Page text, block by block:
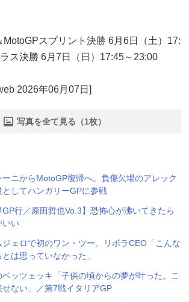
MotoGPスプリント決勝 6月6日（土）17:
ス決勝 6月7日（日）17:45～23:00
2026年06月07日]
写真を全て見る（1枚）
ニからMotoGP復帰へ。負傷欠場のアレック
してハンガリーGPに参戦
GP行／原田哲也Vo.3】恐怖心が沸いてきたら
いい
ェロで初のワン・ツー。リボラCEO「こんな
は思っていなかった」
ッツェッキ「子供の頃からの夢が叶った。こ
ない」／第7戦イタリアGP